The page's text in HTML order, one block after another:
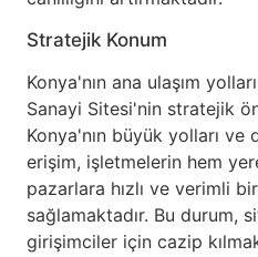
Stratejik Konum
Konya'nın ana ulaşım
Sanayi Sitesi'nin stratejik
Konya'nın büyük yolları ve
erişim, işletmelerin hem
pazarlara hızlı ve verimli
sağlamaktadır. Bu durum,
girişimciler için cazip